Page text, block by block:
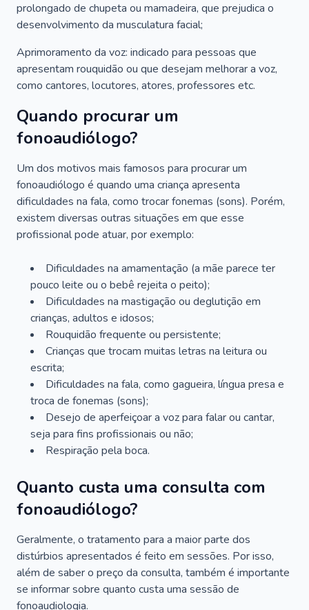
prolongado de chupeta ou mamadeira, que prejudica o
desenvolvimento da musculatura facial;
Aprimoramento da voz: indicado para pessoas que
apresentam rouquidão ou que desejam melhorar a voz,
como cantores, locutores, atores, professores etc.
Quando procurar um
fonoaudiólogo?
Um dos motivos mais famosos para procurar um
fonoaudiólogo é quando uma criança apresenta
dificuldades na fala, como trocar fonemas (sons). Porém,
existem diversas outras situações em que esse
profissional pode atuar, por exemplo:
Dificuldades na amamentação (a mãe parece ter
pouco leite ou o bebê rejeita o peito);
Dificuldades na mastigação ou deglutição em
crianças, adultos e idosos;
Rouquidão frequente ou persistente;
Crianças que trocam muitas letras na leitura ou
escrita;
Dificuldades na fala, como gagueira, língua presa e
troca de fonemas (sons);
Desejo de aperfeiçoar a voz para falar ou cantar,
seja para fins profissionais ou não;
Respiração pela boca.
Quanto custa uma consulta com
fonoaudiólogo?
Geralmente, o tratamento para a maior parte dos
distúrbios apresentados é feito em sessões. Por isso,
além de saber o preço da consulta, também é importante
se informar sobre quanto custa uma sessão de
fonoaudiologia.